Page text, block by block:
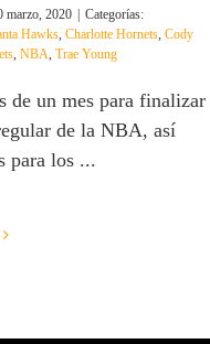
marzo, 2020
Categorías:
Hawks, Charlotte Hornets, Cody
, NBA, Trae Young
de un mes para finalizar
de la NBA, así
para los ...